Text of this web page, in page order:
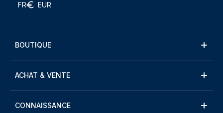
FR EUR
BOUTIQUE
ACHAT & VENTE
CONNAISSANCE